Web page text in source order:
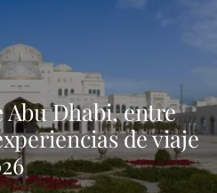
Abu Dhabi, entre
de viaje